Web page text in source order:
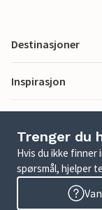
Destinasjoner
Inspirasjon
Trenger du
Hvis du ikke finner
spørsmål, hjelper